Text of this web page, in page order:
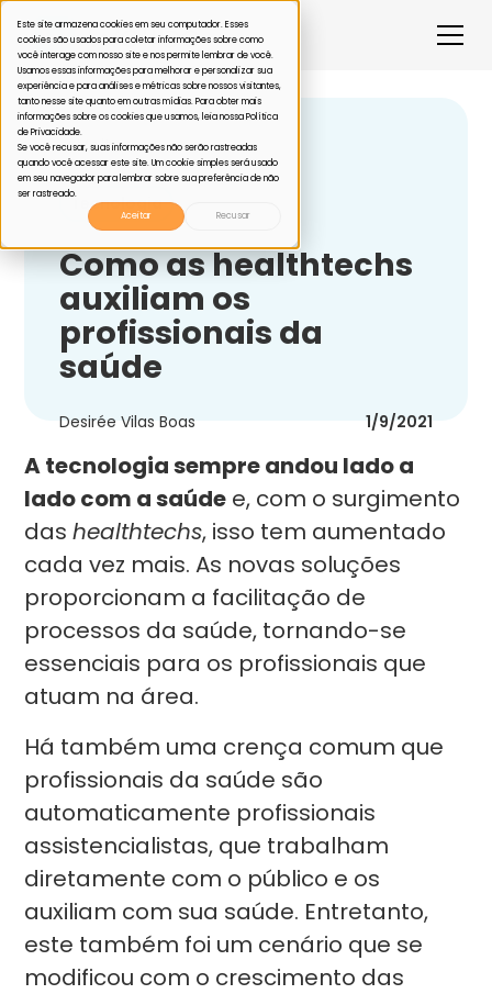
Este site armazena cookies em seu computador. Esses
cookies são usados para coletar informações sobre como
você interage com nosso site e nos permite lembrar de você.
Usamos essas informações para melhorar e personalizar sua
experiência e para análises e métricas sobre nossos visitantes,
tanto nesse site quanto em outras mídias. Para obter mais
informações sobre os cookies que usamos, leia nossa Política
de Privacidade.
Se você recusar, suas informações não serão rastreadas
quando você acessar este site. Um cookie simples será usado
em seu navegador para lembrar sobre sua preferência de não
ser rastreado.
Aceitar
Recusar
Voltar
Tecnologia
Como as healthtechs
auxiliam os
profissionais da
saúde
Desirée Vilas Boas 1/9/2021
A tecnologia sempre andou lado a
lado com a saúde e, com o surgimento
dashealthtechs, isso tem aumentado
cada vez mais. As novas soluções
proporcionam a facilitação de
processos da saúde, tornando-se
essenciais para os profissionais que
atuam na área.
Há também uma crença comum que
profissionais da saúde são
automaticamente profissionais
assistencialistas, que trabalham
diretamente com o público e os
auxiliam com sua saúde. Entretanto,
este também foi um cenário que se
modificou com o crescimento das